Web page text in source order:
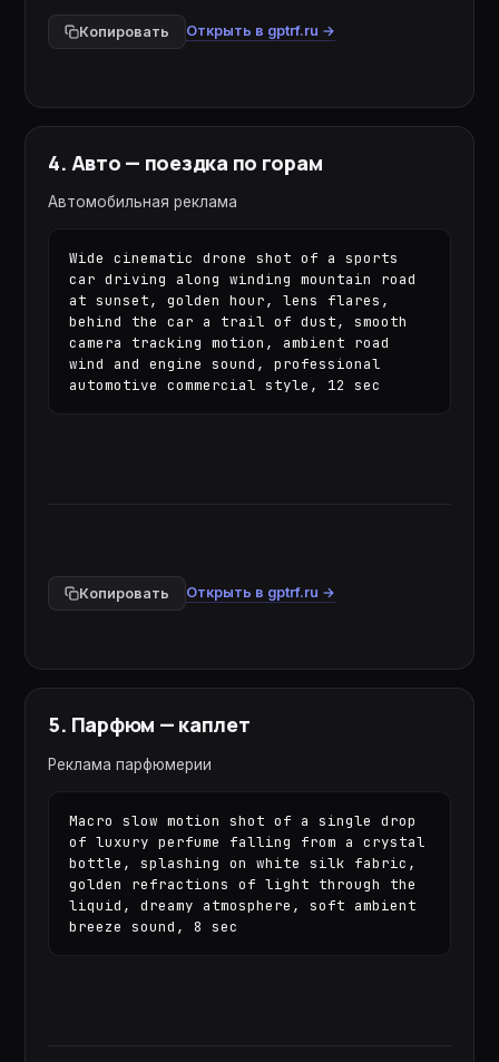
Копировать Открыть в gptrf.ru →
4. Авто — поездка по горам
Автомобильная реклама
Wide cinematic drone shot of a sports
car driving along winding mountain road
at sunset, golden hour, lens flares,
behind the car a trail of dust, smooth
camera tracking motion, ambient road
wind and engine sound, professional
automotive commercial style, 12 sec
Копировать Открыть в gptrf.ru →
5. Парфюм — каплет
Реклама парфюмерии
Macro slow motion shot of a single drop
of luxury perfume falling from a crystal
bottle, splashing on white silk fabric,
golden refractions of light through the
liquid, dreamy atmosphere, soft ambient
breeze sound, 8 sec